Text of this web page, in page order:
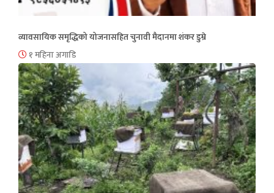
व्यावसायिक समृद्धिको योजनासहित चुनावी मैदानमा शंकर डुम्रे
१ महिना अगाडि